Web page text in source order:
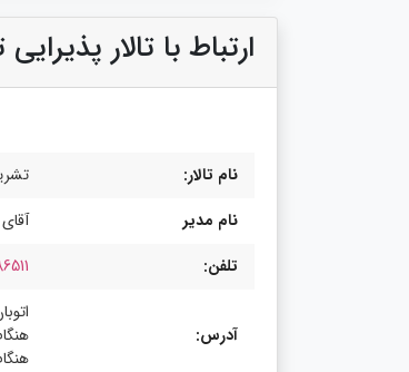
ارتباط با تالار
نام تالار:
نام مدیر
تلفن:
آدرس: